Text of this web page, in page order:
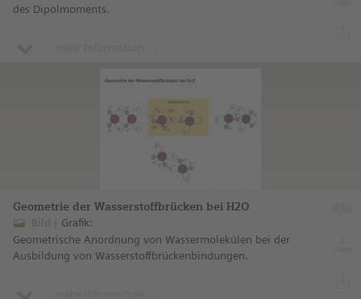
des Dipolmoments.
Geometrie der Wasserstoffbrücken bei H2O
Bild
Grafik:
Geometrische Anordnung von Wassermolekülen bei der
Ausbildung von Wasserstoffbrückenbindungen.